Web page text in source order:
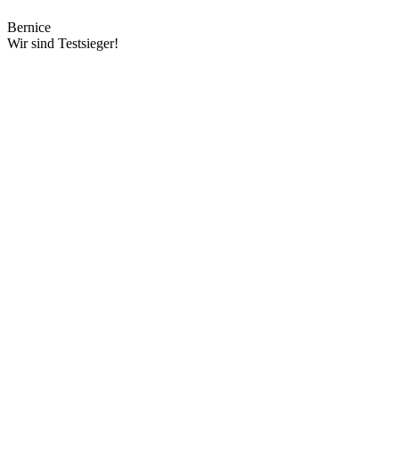
Bernice
Wir sind Testsieger!